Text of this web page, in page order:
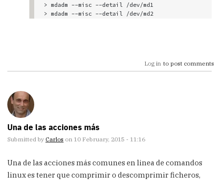
> mdadm --misc --detail /dev/md1
> mdadm --misc --detail /dev/md2
Log in to post comments
Una de las acciones más
Submitted by Carlos on 10 February, 2015 - 11:16
Una de las acciones más comunes en linea de comandos
linux es tener que comprimir o descomprimir ficheros,